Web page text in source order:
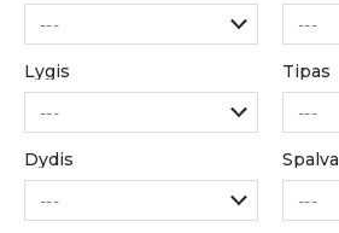
Lygis Tipas
Dydis Spalva